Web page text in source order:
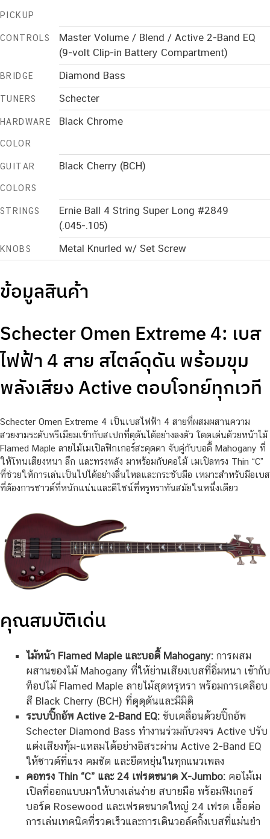
PICKUP
CONTROLS
Master Volume / Blend / Active 2-Band EQ
(9-volt Clip-in Battery Compartment)
BRIDGE Diamond Bass
TUNERS Schecter
HARDWARE
COLOR
Black Chrome
GUITAR
COLORS
Black Cherry (BCH)
STRINGS
Ernie Ball 4 String Super Long #2849
(.045-.105)
KNOBS Metal Knurled w/ Set Screw
ข้อมูลสินค้า
Schecter Omen Extreme 4: เบส
ไฟฟ้า 4 สาย สไตล์ดุดัน พร้อมขุม
พลังเสียง Active ตอบโจทย์ทุกเวที
Schecter Omen Extreme 4 เป็นเบสไฟฟ้า 4 สายที่ผสมผสานความ
สวยงามระดับพรีเมียมเข้ากับสเปกที่ดุดันได้อย่างลงตัว โดดเด่นด้วยหน้าไม้
Flamed Maple ลายไม้เมเปิลฟิกเกอร์สะดุดตา จับคู่กับบอดี้ Mahogany ที่
ให้โทนเสียงหนา ลึก และทรงพลัง มาพร้อมกับคอไม้ เมเปิลทรง Thin “C”
ที่ช่วยให้การเล่นเป็นไปได้อย่างลื่นไหลและกระชับมือ เหมาะสำหรับมือเบส
ที่ต้องการซาวด์ที่หนักแน่นและดีไซน์ที่หรูหราทันสมัยในหนึ่งเดียว
คุณสมบัติเด่น
ไม้หน้า Flamed Maple และบอดี้ Mahogany:การผสม
ผสานของไม้ Mahogany ที่ให้ย่านเสียงเบสที่อิ่มหนา เข้ากับ
ท็อปไม้ Flamed Maple ลายไม้สุดหรูหรา พร้อมการเคลือบ
สี Black Cherry (BCH) ที่ดูดุดันและมีมิติ
ระบบปิ๊กอัพ Active 2-Band EQ:ขับเคลื่อนด้วยปิ๊กอัพ
Schecter Diamond Bass ทำงานร่วมกับวงจร Active ปรับ
แต่งเสียงทุ้ม-แหลมได้อย่างอิสระผ่าน Active 2-Band EQ
ให้ซาวด์ที่แรง คมชัด และยืดหยุ่นในทุกแนวเพลง
คอทรง Thin “C” และ 24 เฟรตขนาด X-Jumbo:คอไม้เม
เปิลที่ออกแบบมาให้บางเล่นง่าย สบายมือ พร้อมฟิงเกอร์
บอร์ด Rosewood และเฟรตขนาดใหญ่ 24 เฟรต เอื้อต่อ
การเล่นเทคนิคที่รวดเร็วและการเดินวอล์คกิ้งเบสที่แม่นยำ